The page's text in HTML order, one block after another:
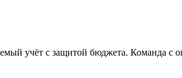
учёт с защитой бюджета.